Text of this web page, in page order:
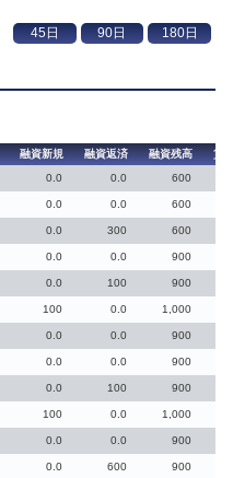
融資新規 融資返済 融資残高
貸
0.0 0.0 600
0.0 0.0 600
0.0 300 600
0.0 0.0 900
0.0 100 900
100 0.0 1,000
0.0 0.0 900
0.0 0.0 900
0.0 100 900
100 0.0 1,000
0.0 0.0 900
0.0 600 900